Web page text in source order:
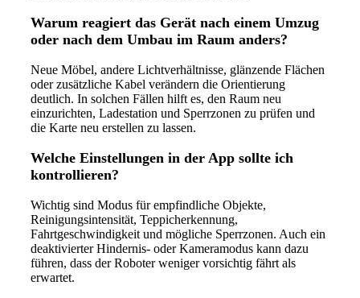
Warum reagiert das Gerät nach einem Umzug
oder nach dem Umbau im Raum anders?
Neue Möbel, andere Lichtverhältnisse, glänzende Flächen
oder zusätzliche Kabel verändern die Orientierung
deutlich. In solchen Fällen hilft es, den Raum neu
einzurichten, Ladestation und Sperrzonen zu prüfen und
die Karte neu erstellen zu lassen.
Welche Einstellungen in der App sollte ich
kontrollieren?
Wichtig sind Modus für empfindliche Objekte,
Reinigungsintensität, Teppicherkennung,
Fahrtgeschwindigkeit und mögliche Sperrzonen. Auch ein
deaktivierter Hindernis- oder Kameramodus kann dazu
führen, dass der Roboter weniger vorsichtig fährt als
erwartet.